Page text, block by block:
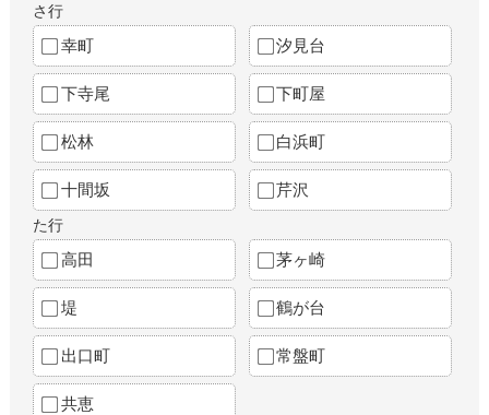
さ行
幸町 汐見台
下寺尾 下町屋
松林 白浜町
十間坂 芹沢
た行
高田 茅ヶ崎
堤 鶴が台
出口町 常盤町
共恵